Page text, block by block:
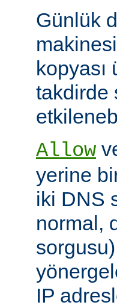
Günlük
kopyası
takdirde
Allow
yerine
iki DNS
normal,
IP